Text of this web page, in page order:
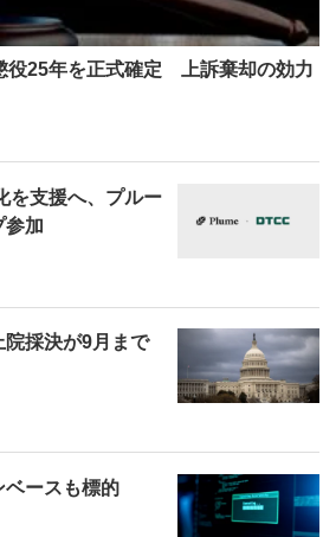
役25年を正式確定 上訴棄却の効力
を支援へ、プルー
参加
採決が9月まで
ベースも標的